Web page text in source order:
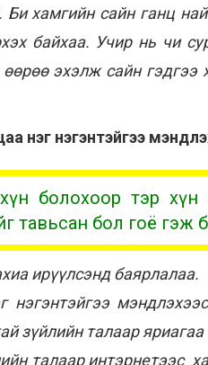
Би хамгийн сайн ганц
байхаа. Учир нь чи
эхэлж сайн
нэг нэгэнтэйгээ
хүн болохоор тэр
тавьсан бол гоё гэж
ирүүлсэнд баярлалаа.
нэгэнтэйгээ
зүйлийн талаар
талаар интэрнетээс